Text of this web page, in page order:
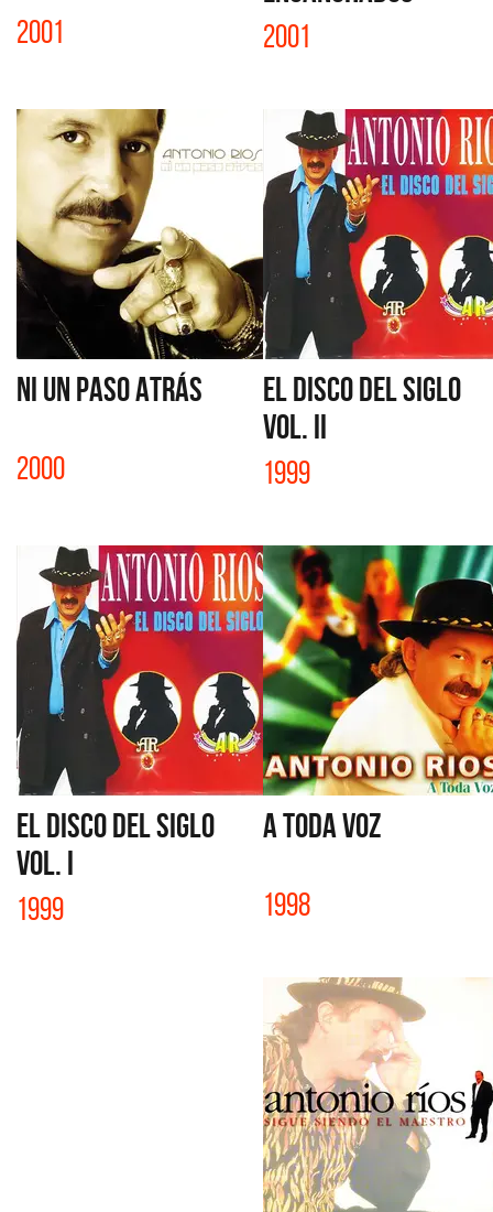
2001 2001
NI UN PASO ATRÁS
2000
EL DISCO DEL SIGLO
VOL. II
1999
EL DISCO DEL SIGLO
VOL. I
1999
A TODA VOZ
1998